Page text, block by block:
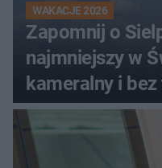
WAKACJE 2026
Zapomnij o
najmniejszy w Świętokrzyskiem,
kameralny i bez